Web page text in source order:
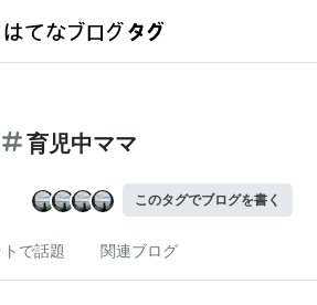
育児中ママ
このタグでブログを書く
で話題 関連ブログ